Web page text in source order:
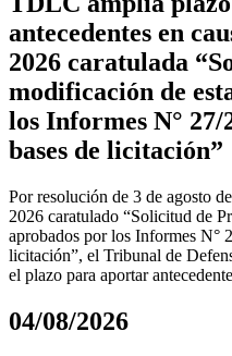
antecedentes en
2026 caratulada
modificación de
los Informes N° 27/
bases de licitación”
Por resolución de 3 de agosto
2026 caratulado “Solicitud de
aprobados por los Informes N°
licitación”, el Tribunal de
el plazo para aportar
04/08/2026